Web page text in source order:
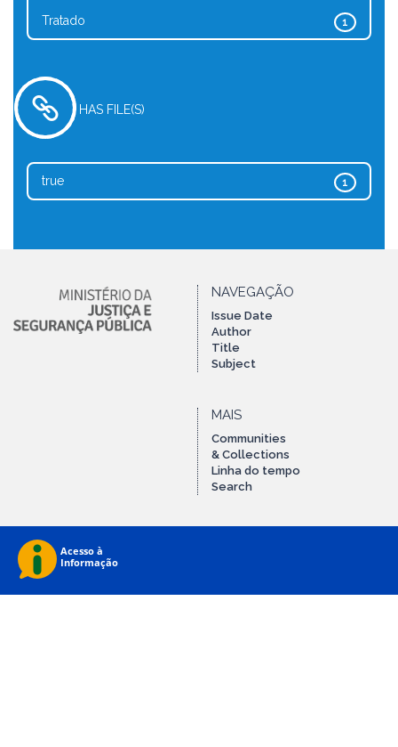
1
Tratado
HAS FILE(S)
1
true
NAVEGAÇÃO
Issue Date
Author
Title
Subject
MAIS
Communities
& Collections
Linha do tempo
Search